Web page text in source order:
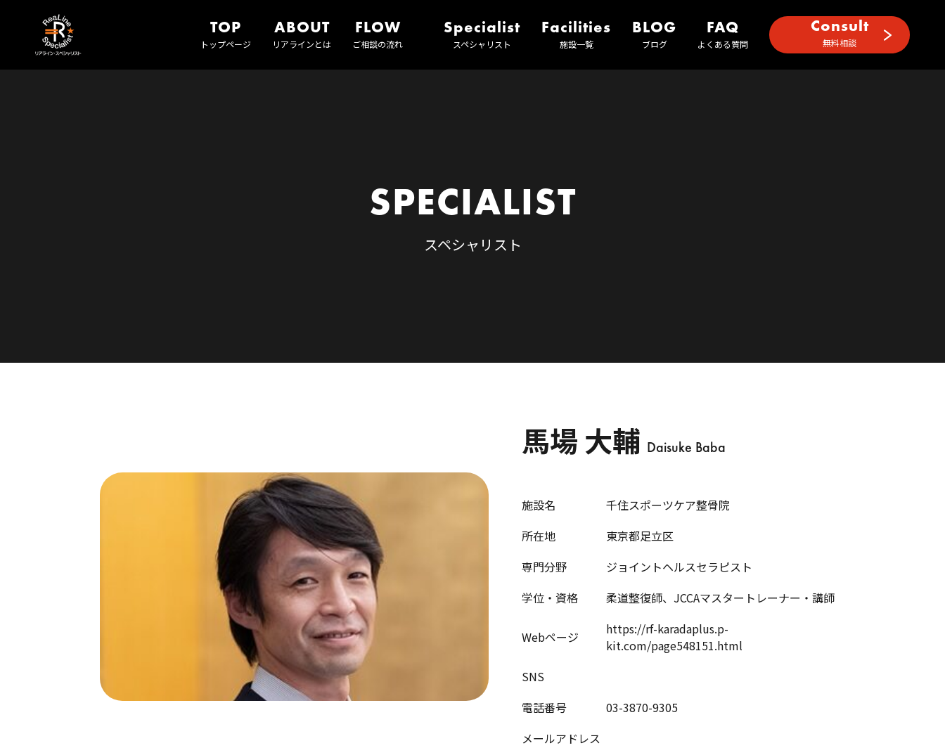
TOP
トップページ
ABOUT
リアラインとは
FLOW
ご相談の流れ
Specialist
スペシャリスト
Facilities
施設一覧
BLOG
ブログ
FAQ
よくある質問
Consult
無料相談
SPECIALIST
スペシャリスト
馬場 大輔 Daisuke Baba
施設名
千住スポーツケア整骨院
所在地
東京都足立区
専門分野
ジョイントヘルスセラピスト
学位・資格
柔道整復師、JCCAマスタートレーナー・講師
Webページ
https://rf-karadaplus.p-
kit.com/page548151.html
SNS
電話番号
03-3870-9305
メールアドレス